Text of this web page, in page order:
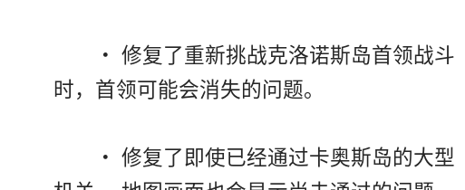
・ 修复了重新挑战克洛诺斯岛首领战斗
时，首领可能会消失的问题。
・ 修复了即使已经通过卡奥斯岛的大型